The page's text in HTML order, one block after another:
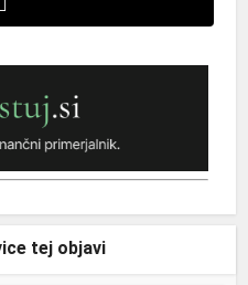
tej objavi